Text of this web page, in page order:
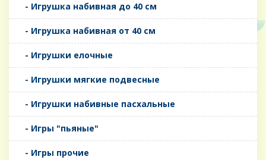
- Игрушка набивная до 40 см
- Игрушка набивная от 40 см
- Игрушки елочные
- Игрушки мягкие подвесные
- Игрушки набивные пасхальные
- Игры "пьяные"
- Игры прочие